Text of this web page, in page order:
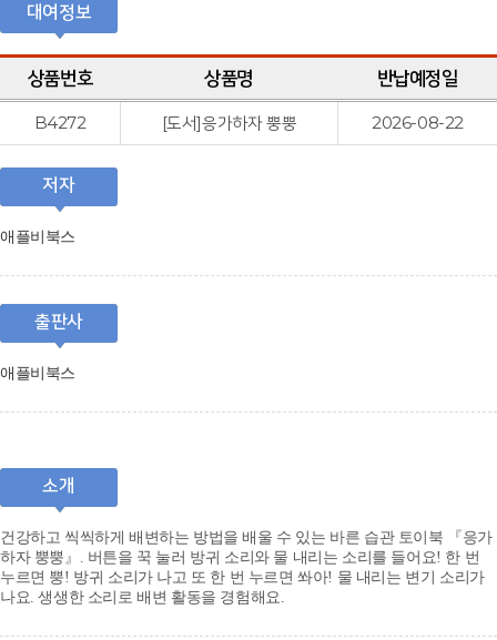
대여정보
상품번호 상품명 반납예정일
B4272 [도서]응가하자 뿡뿡 2026-08-22
저자
애플비북스
출판사
애플비북스
소개
건강하고 씩씩하게 배변하는 방법을 배울 수 있는 바른 습관 토이북 『응가
하자 뿡뿡』. 버튼을 꾹 눌러 방귀 소리와 물 내리는 소리를 들어요! 한 번
누르면 뿡! 방귀 소리가 나고 또 한 번 누르면 쏴아! 물 내리는 변기 소리가
나요. 생생한 소리로 배변 활동을 경험해요.